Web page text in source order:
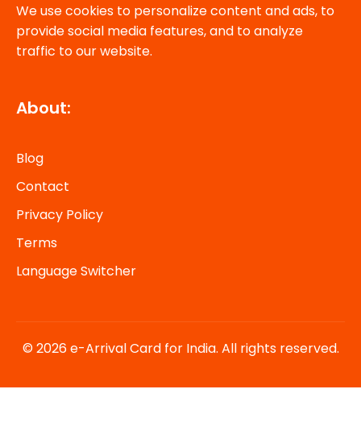
We use cookies to personalize content and ads, to
provide social media features, and to analyze
traffic to our website.
About:
Blog
Contact
Privacy Policy
Terms
Language Switcher
© 2026 e-Arrival Card for India. All rights reserved.